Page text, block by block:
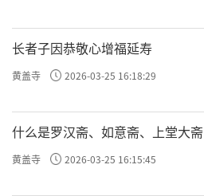
长者子因恭敬心增福延寿
黄盖寺 2026-03-25 16:18:29
什么是罗汉斋、如意斋、上堂大斋
黄盖寺 2026-03-25 16:15:45